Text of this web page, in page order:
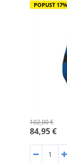
POPUST 17%
102,00 €
84,95 €